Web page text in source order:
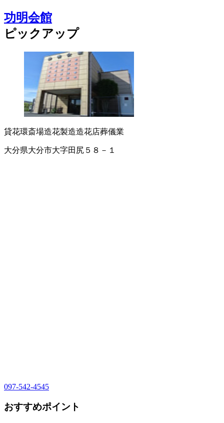
功明会館
ピックアップ
貸花環斎場造花製造造花店葬儀業
大分県大分市大字田尻５８－１
097-542-4545
おすすめポイント